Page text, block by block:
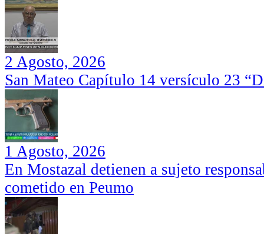
2 Agosto, 2026
San Mateo Capítulo 14 versículo 23
1 Agosto, 2026
En Mostazal detienen a sujeto
cometido en Peumo